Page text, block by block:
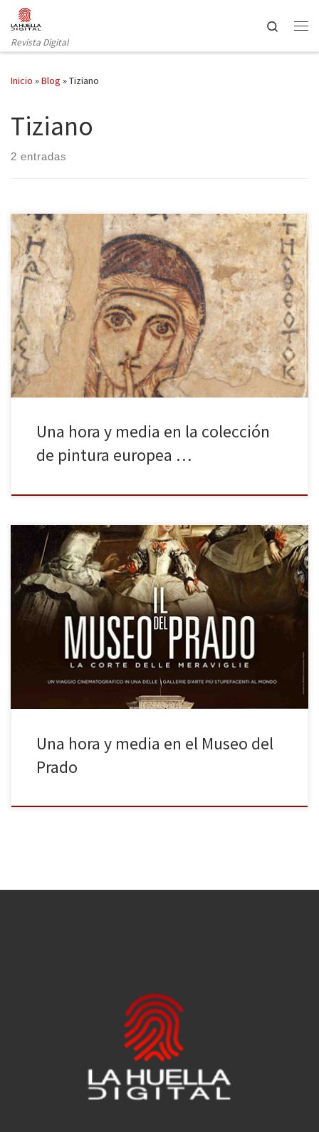
Saltar al contenido
Revista Digital
Search
Inicio »Blog »Tiziano
Tiziano
2 entradas
La ciudad de Varsovia ofrece un testimonio impactante de los
sucesos ocurridos a lo largo de la historia del siglo XX: un muro
construido por los nazis que rompe el trazado de sus calles y
patios comunales para separar los judíos, una guerra mundial que
la arrasó por completo, un […]
Una hora y media en la colección
de pintura europea …
Recorrer el Museo del Prado en una hora y media puede ser
suficiente para los turistas apresurados, aunque bien podrían ser
tres, como las que dedicó Eugenio D’Ors en su guía de 1922 (Tres
horas en el Museo del Prado: itinerario estético), o cuatro, o seis,
porque el Museo del […]
Una hora y media en el Museo del
Prado